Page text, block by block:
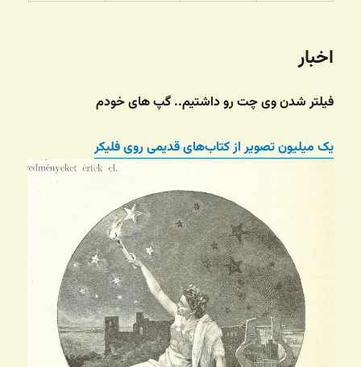
اخبار
فیلتر شدن وی چت رو داشتیم.. گپ های خودم
یک میلیون تصویر از کتاب‌های قدیمی روی فلیکر